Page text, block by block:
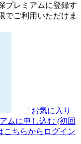
プレミアムに登録す
でご利用いただけま
「お気に入り
ムに申し込む (初回
こちらからログイン